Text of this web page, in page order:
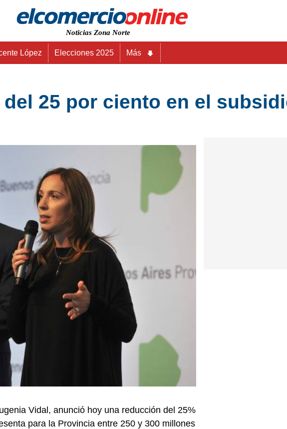
Noticias Zona Norte
López Elecciones 2025 Más
25 por ciento en el
Vidal, anunció hoy una reducción del 25%
para la Provincia entre 250 y 300 millones